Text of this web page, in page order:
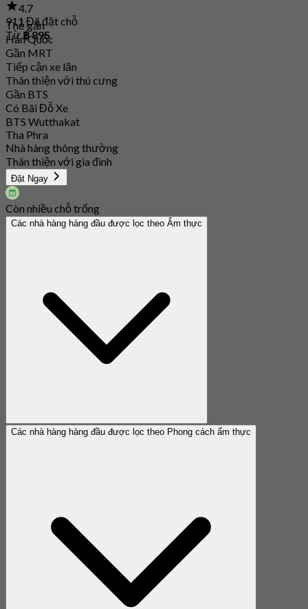
4.7
911 Đã đặt chỗ
Từ ฿ 895
Thẻ gắn
Hàn Quốc
Gần MRT
Tiếp cận xe lăn
Thân thiện với thú cưng
Gần BTS
Có Bãi Đỗ Xe
BTS Wutthakat
Tha Phra
Nhà hàng thông thường
Thân thiện với gia đình
Đặt Ngay
Còn nhiều chỗ trống
Các nhà hàng hàng đầu được lọc theo Ẩm thực
Các nhà hàng hàng đầu được lọc theo Phong cách ẩm thực